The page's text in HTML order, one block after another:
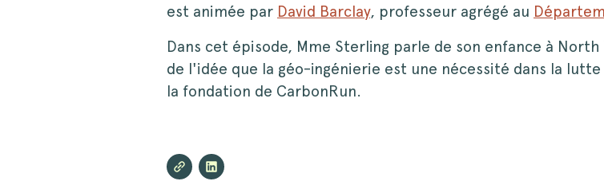
est animée par David Barclay, professeur agrégé au
Dans cet épisode, Mme Sterling parle de son enfance à
de l'idée que la géo-ingénierie est une nécessité dans la
la fondation de CarbonRun.